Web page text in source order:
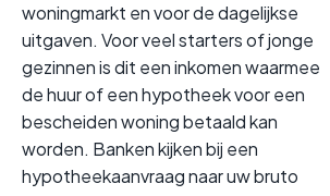
woningmarkt en voor de dagelijkse
uitgaven. Voor veel starters of jonge
gezinnen is dit een inkomen waarmee
de huur of een hypotheek voor een
bescheiden woning betaald kan
worden. Banken kijken bij een
hypotheekaanvraag naar uw bruto